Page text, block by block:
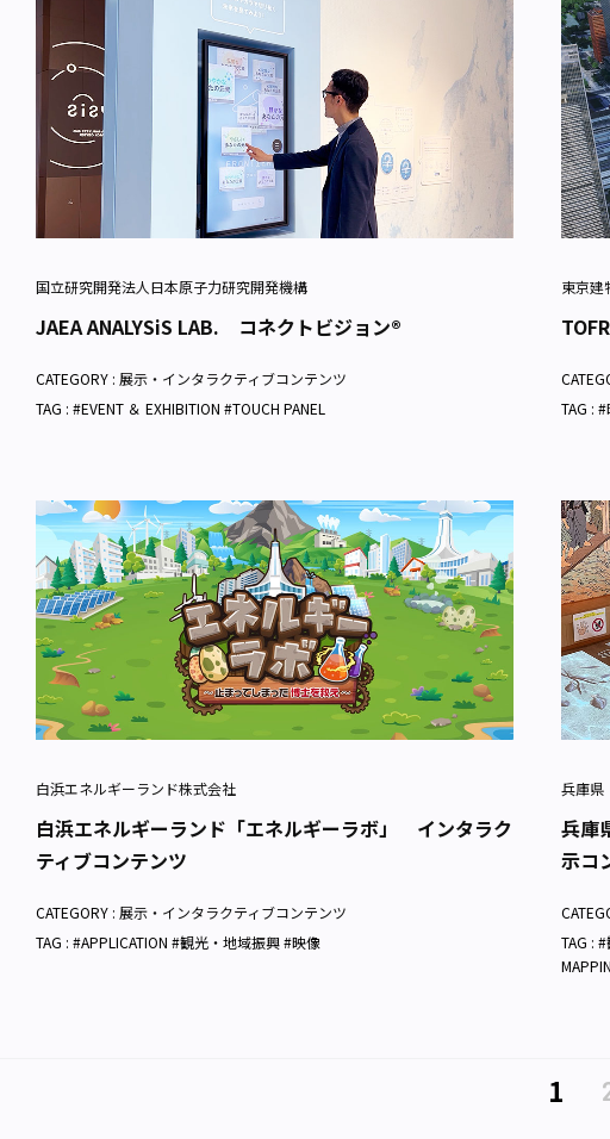
国立研究開発法人日本原子力研究開発機構
JAEA ANALYSiS LAB. コネクトビジョン®
CATEGORY : 展示・インタラクティブコンテンツ
TAG : #EVENT ＆ EXHIBITION #TOUCH PANEL
東京建
TAG :
白浜エネルギーランド株式会社
白浜エネルギーランド「エネルギーラボ」 インタラク
ティブコンテンツ
CATEGORY : 展示・インタラクティブコンテンツ
TAG : #APPLICATION #観光・地域振興 #映像
兵庫県
兵庫
示コ
TAG :
1